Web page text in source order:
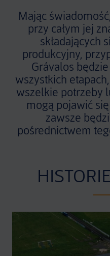
Mając
przy całym jej
składających
produkcyjny,
Grávalos
wszystkich
wszelkie potrzeby
mogą pojawić
zawsze
pośrednictwem